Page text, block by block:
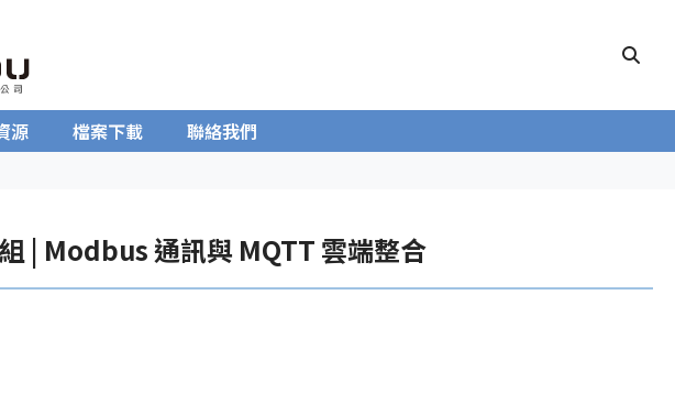
源 檔案下載 聯絡我們
| Modbus 通訊與 MQTT 雲端整合